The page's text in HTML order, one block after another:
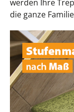
werden Ihre
die ganze